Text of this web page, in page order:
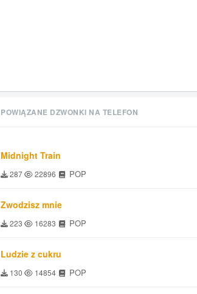
POWIĄZANE DZWONKI NA TELEFON
Midnight Train
287 22896 POP
Zwodzisz mnie
223 16283 POP
Ludzie z cukru
130 14854 POP